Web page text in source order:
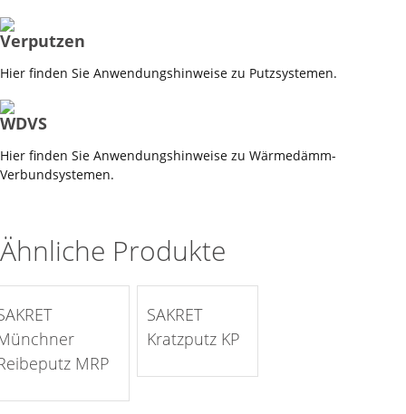
Verputzen
Hier finden Sie Anwendungshinweise zu Putzsystemen.
WDVS
Hier finden Sie Anwendungshinweise zu Wärmedämm-
Verbundsystemen.
Ähnliche Produkte
MRP
auf die Merkliste >
SAKRET
Kratzputz KP